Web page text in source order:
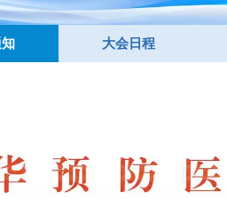
大会日程